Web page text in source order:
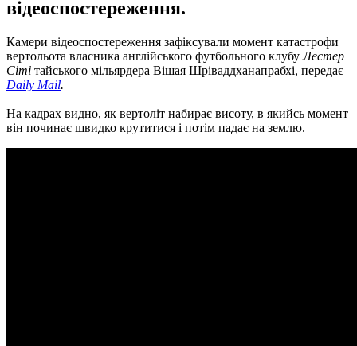
відеоспостереження.
Камери відеоспостереження зафіксували момент катастрофи
вертольота власника англійського футбольного клубуЛестер
Сіті тайського мільярдера Вішая Шріваддханапрабхі, передає
Daily Mail.
На кадрах видно, як вертоліт набирає висоту, в якийсь момент
він починає швидко крутитися і потім падає на землю.